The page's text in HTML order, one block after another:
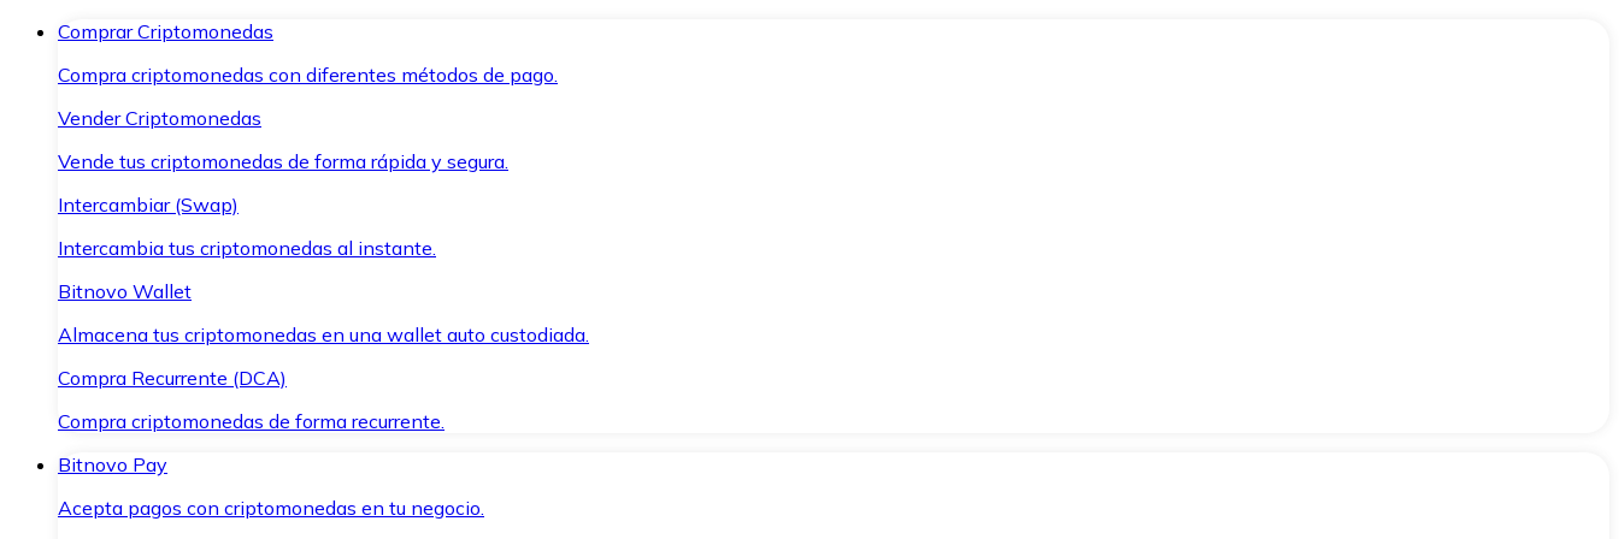
Comprar Criptomonedas
Compra criptomonedas con diferentes métodos de pago.
Vender Criptomonedas
Vende tus criptomonedas de forma rápida y segura.
Intercambiar (Swap)
Intercambia tus criptomonedas al instante.
Bitnovo Wallet
Almacena tus criptomonedas en una wallet auto custodiada.
Compra Recurrente (DCA)
Compra criptomonedas de forma recurrente.
Bitnovo Pay
Acepta pagos con criptomonedas en tu negocio.